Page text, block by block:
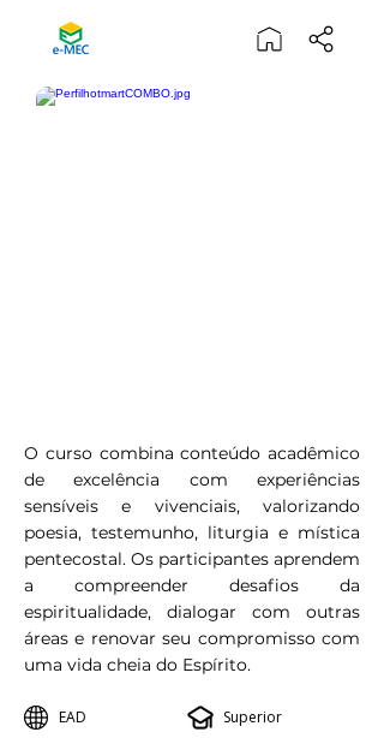
O curso combina conteúdo acadêmico
de excelência com experiências
sensíveis e vivenciais, valorizando
poesia, testemunho, liturgia e mística
pentecostal. Os participantes aprendem
a compreender desafios da
espiritualidade, dialogar com outras
áreas e renovar seu compromisso com
uma vida cheia do Espírito.
EAD
Superior